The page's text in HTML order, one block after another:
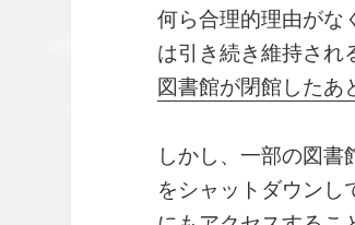
何ら合理的理由がな
は引き続き維持され
図書館が閉館したあ
しかし、一部の図書
をシャットダウンし